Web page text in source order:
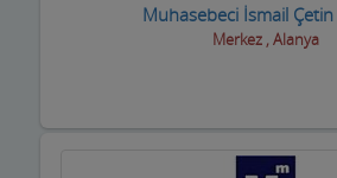
Muhasebeci İsmail
Merkez , Alanya